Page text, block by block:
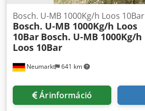
Neumarkt 641 km
Bosch. U-MB 1000Kg/h Loos 10Bar
Bosch. U-MB 1000Kg/h Loos
10Bar Bosch. U-MB 1000Kg/h
Loos 10Bar
Árinformáció